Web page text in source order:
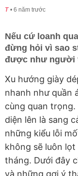
T 6 năm trước
Nếu cứ loanh
đừng hỏi vì sao
được như người
Xu hướng giày
nhanh như quần
cùng quan trọng.
diện lên là sang
những kiểu lỗi
không sẽ luôn
tháng. Dưới đây
và những gợi ý